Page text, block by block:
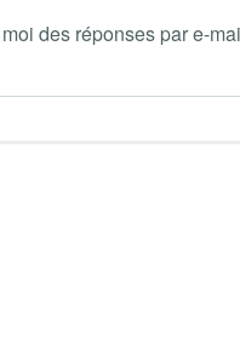
des réponses par e-